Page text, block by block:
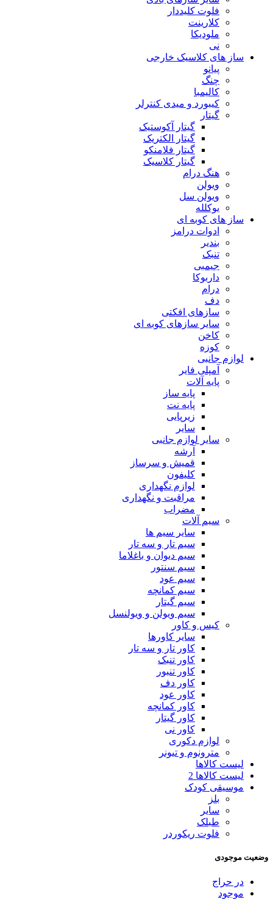
فلوت کلیددار
کلارینت
ملودیکا
نی
ساز های کلاسیک خارجی
پیانو
چنگ
کالیمبا
کیبورد و میدی کنترلر
گیتار
گیتار آکوستیک
گیتار الکتریک
گیتار فلامنکو
گیتار کلاسیک
هنگ درام
ویولن
ویولن سل
یوکلله
ساز های کوبه ای
ادوات درامز
بندیر
تنبک
جیمبی
داربوکا
درام
دف
سازهای افکتی
سایر سازهای کوبه ای
کاخن
کوزه
لوازم جانبی
آمپلی فایر
پایه آلات
پایه ساز
پایه نت
زیرپایی
سایر
سایر لوازم جانبی
آرشه
قمیش و سرساز
کلیفون
لوازم نگهداری
مراقبت و نگهداری
مضراب
سیم آلات
سایر سیم ها
سیم تار و سه تار
سیم دیوان و باغلاما
سیم سنتور
سیم عود
سیم کمانچه
سیم گیتار
سیم ویولن و ویولنسل
کیس و کاور
سایر کاورها
کاور تار و سه تار
کاور تنبک
کاور تنبور
کاور دف
کاور عود
کاور کمانچه
کاور گیتار
کاور نی
لوازم دکوری
مترونوم و تیونر
لیست کالاها
لیست کالاها 2
موسیقی کودک
بلز
سایر
طبلک
فلوت ریکوردر
وضعیت موجودی
در حراج
موجود